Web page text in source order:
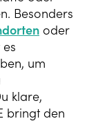
Besonders
oder
es
um
klare,
bringt den